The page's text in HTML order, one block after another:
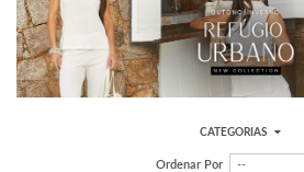
CATEGORIAS
Ordenar Por